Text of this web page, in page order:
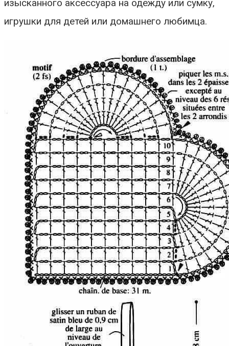
изысканного аксессуара на одежду или сумку,
игрушки для детей или домашнего любимца.